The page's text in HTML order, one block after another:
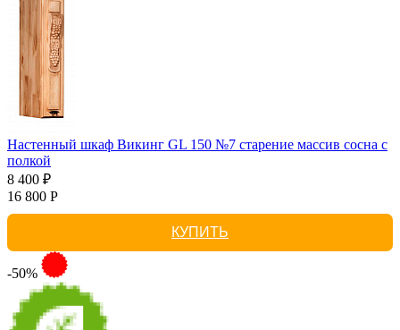
Настенный шкаф Викинг GL 150 №7 старение массив сосна с
полкой
8 400 ₽
16 800 Р
КУПИТЬ
-50%